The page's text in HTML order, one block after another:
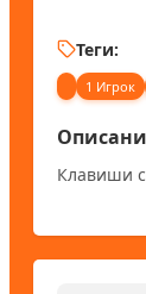
Теги:
1 Игрок
Клавиши